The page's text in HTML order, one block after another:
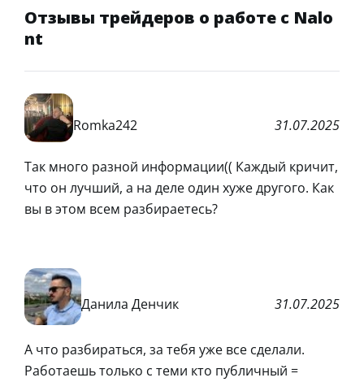
Отзывы трейдеров о работе с Nalo
nt
Romka242 31.07.2025
Так много разной информации(( Каждый кричит,
что он лучший, а на деле один хуже другого. Как
вы в этом всем разбираетесь?
Данила Денчик 31.07.2025
А что разбираться, за тебя уже все сделали.
Работаешь только с теми кто публичный =